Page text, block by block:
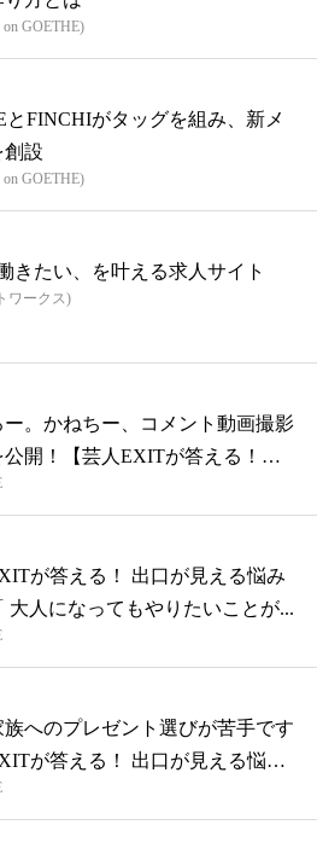
GOETHE)
とFINCHIがタッグを組み、新メ
創設
GOETHE)
きたい、を叶える求人サイト
ワークス)
ー。かねちー、コメント動画撮影
開！【芸人EXITが答える！
が答える！ 出口が見える悩み
大人になってもやりたいことが...
へのプレゼント選びが苦手です
が答える！ 出口が見える悩